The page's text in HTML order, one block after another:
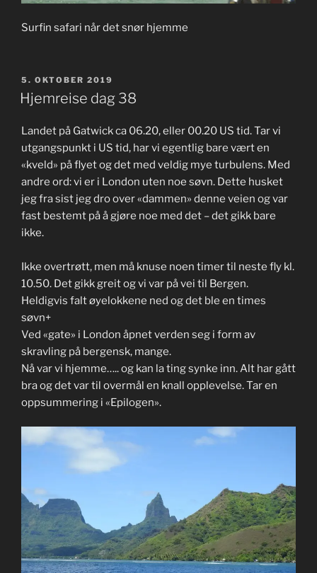
Surfin safari når det snør hjemme
PUBLISERT
5. OKTOBER 2019
Hjemreise dag 38
Landet på Gatwick ca 06.20, eller 00.20 US tid. Tar vi
utgangspunkt i US tid, har vi egentlig bare vært en
«kveld» på flyet og det med veldig mye turbulens. Med
andre ord: vi er i London uten noe søvn. Dette husket
jeg fra sist jeg dro over «dammen» denne veien og var
fast bestemt på å gjøre noe med det – det gikk bare
ikke.
Ikke overtrøtt, men må knuse noen timer til neste fly kl.
10.50. Det gikk greit og vi var på vei til Bergen.
Heldigvis falt øyelokkene ned og det ble en times
søvn+
Ved «gate» i London åpnet verden seg i form av
skravling på bergensk, mange.
Nå var vi hjemme….. og kan la ting synke inn. Alt har gått
bra og det var til overmål en knall opplevelse. Tar en
oppsummering i «Epilogen».